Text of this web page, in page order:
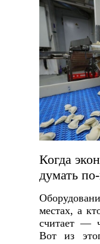
Когда
думать
местах, а
считает —
Вот из